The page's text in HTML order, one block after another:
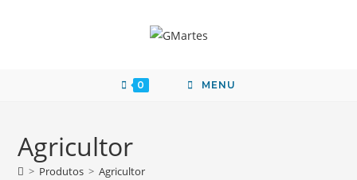
0 MENU
Agricultor
> Produtos > Agricultor